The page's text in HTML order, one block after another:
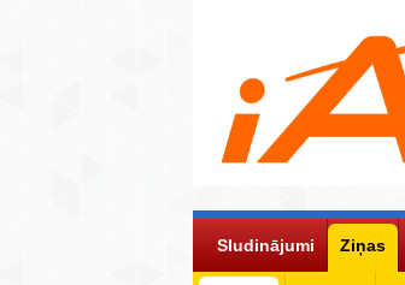
Sludinājumi Ziņas